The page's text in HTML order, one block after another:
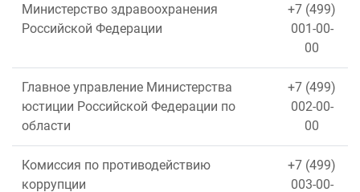
Министерство здравоохранения
Российской Федерации
+7 (499)
001-00-
00
Главное управление Министерства
юстиции Российской Федерации по
области
+7 (499)
002-00-
00
Комиссия по противодействию
коррупции
+7 (499)
003-00-